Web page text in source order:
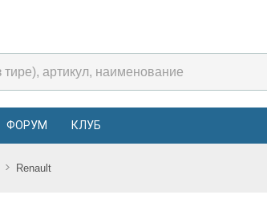
ФОРУМ КЛУБ
Renault